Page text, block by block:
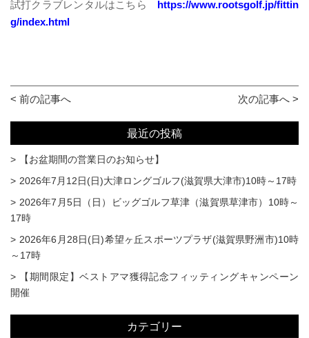
試打クラブレンタルはこちら https://www.rootsgolf.jp/fittin
g/index.html
< 前の記事へ 次の記事へ >
最近の投稿
【お盆期間の営業日のお知らせ】
2026年7月12日(日)大津ロングゴルフ(滋賀県大津市)10時～17時
2026年7月5日（日）ビッグゴルフ草津（滋賀県草津市）10時～
17時
2026年6月28日(日)希望ヶ丘スポーツプラザ(滋賀県野洲市)10時
～17時
【期間限定】ベストアマ獲得記念フィッティングキャンペーン
開催
カテゴリー